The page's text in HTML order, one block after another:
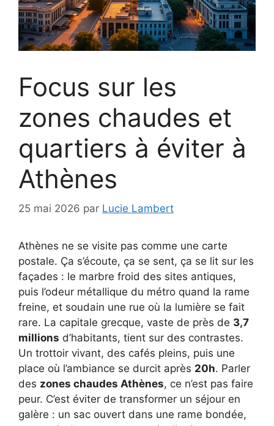
Focus sur les
zones chaudes et
quartiers à éviter à
Athènes
25 mai 2026 par Lucie Lambert
Athènes ne se visite pas comme une carte
postale. Ça s’écoute, ça se sent, ça se lit sur les
façades : le marbre froid des sites antiques,
puis l’odeur métallique du métro quand la rame
freine, et soudain une rue où la lumière se fait
rare. La capitale grecque, vaste de près de 3,7
millions d’habitants, tient sur des contrastes.
Un trottoir vivant, des cafés pleins, puis une
place où l’ambiance se durcit après 20h. Parler
des zones chaudes Athènes, ce n’est pas faire
peur. C’est éviter de transformer un séjour en
galère : un sac ouvert dans une rame bondée,